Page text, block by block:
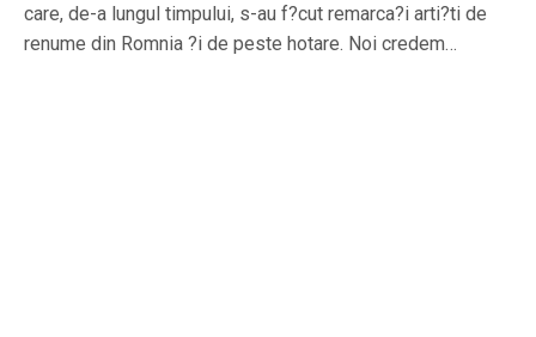
care, de-a lungul timpului, s-au f?cut remarca?i arti?ti de
renume din Romnia ?i de peste hotare. Noi credem…